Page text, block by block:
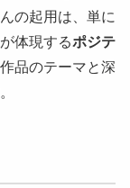
の起用は、単に
体現するポジテ
品のテーマと深